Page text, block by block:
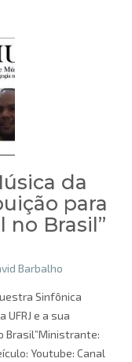
da
para
no Brasil”
Barbalho
Sinfônica
UFRJ e a sua
Brasil”Ministrante:
Youtube: Canal